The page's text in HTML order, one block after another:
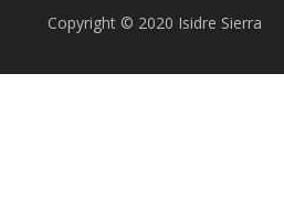
Copyright © 2020 Isidre Sierra